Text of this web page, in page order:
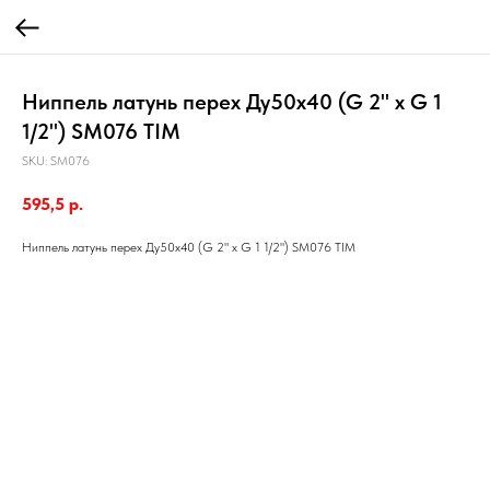
Ниппель латунь перех Ду50х40 (G 2" х G 1
1/2") SM076 TIM
SKU: SM076
595,5 р.
Ниппель латунь перех Ду50х40 (G 2" х G 1 1/2") SM076 TIM